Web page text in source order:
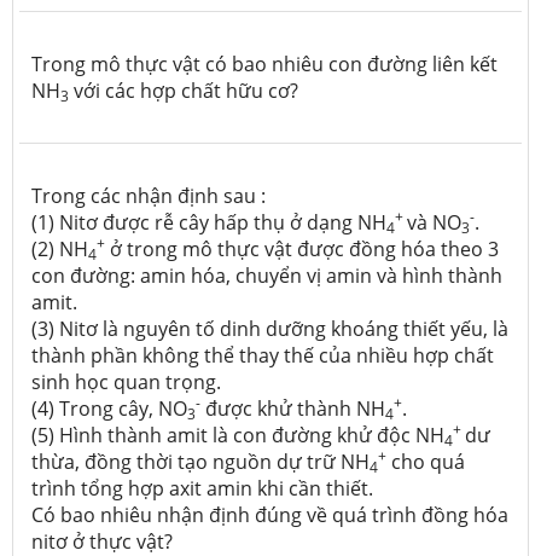
Trong mô thực vật có bao nhiêu con đường liên kết
NH3 với các hợp chất hữu cơ?
Trong các nhận định sau :
(1) Nitơ được rễ cây hấp thụ ở dạng NH4
+và NO3
-.
(2) NH4
+ ở trong mô thực vật được đồng hóa theo 3
con đường: amin hóa, chuyển vị amin và hình thành
amit.
(3) Nitơ là nguyên tố dinh dưỡng khoáng thiết yếu, là
thành phần không thể thay thế của nhiều hợp chất
sinh học quan trọng.
(4) Trong cây, NO3
- được khử thành NH4
+.
(5) Hình thành amit là con đường khử độc NH4
+ dư
thừa, đồng thời tạo nguồn dự trữ NH4
+ cho quá
trình tổng hợp axit amin khi cần thiết.
Có bao nhiêu nhận định đúng về quá trình đồng hóa
nitơ ở thực vật?